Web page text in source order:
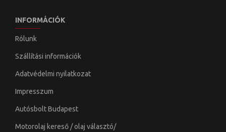
INFORMÁCIÓK
Rólunk
Szállítási információk
Adatvédelmi nyilatkozat
Impresszum
Autósbolt Budapest
Motorolaj kereső / olaj választó/